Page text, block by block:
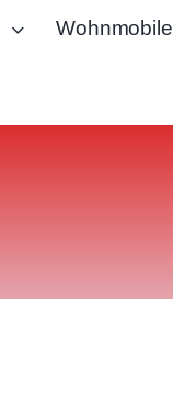
Wohnmobile